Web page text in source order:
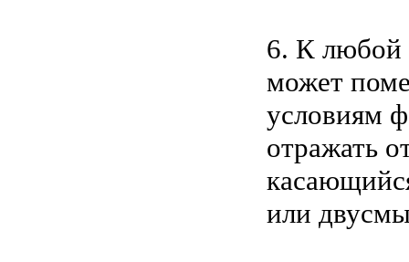
6. К любой
может
условиям
отражать
или